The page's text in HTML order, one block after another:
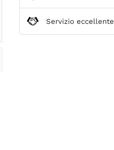
Servizio eccellente